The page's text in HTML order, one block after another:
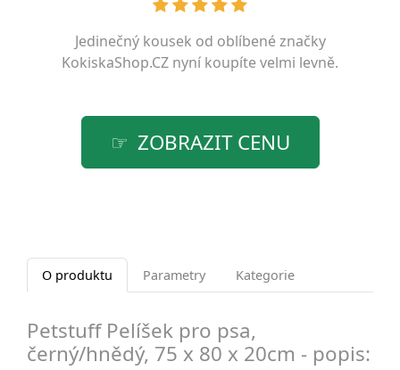
Jedinečný kousek od oblíbené značky
KokiskaShop.CZ nyní koupíte velmi levně.
ZOBRAZIT CENU
O produktu Parametry Kategorie
Petstuff Pelíšek pro psa,
černý/hnědý, 75 x 80 x 20cm - popis: